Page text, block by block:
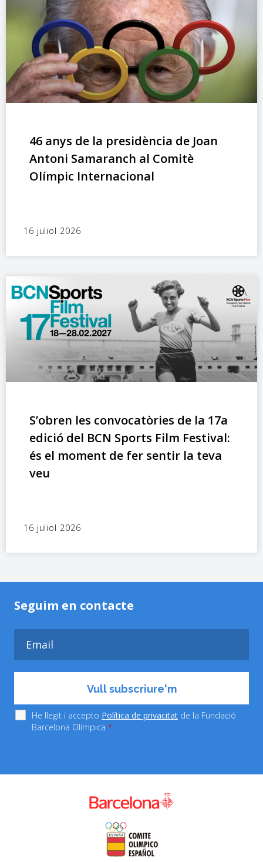
46 anys de la presidència de Joan
Antoni Samaranch al Comitè
Olímpic Internacional
16 juliol 2026
S’obren les convocatòries de la 17a
edició del BCN Sports Film Festival:
és el moment de fer sentir la teva
veu
16 juliol 2026
Seguim en contacte
He llegit i accepto Política de privacitat de la Fundació
Barcelona Olímpica *